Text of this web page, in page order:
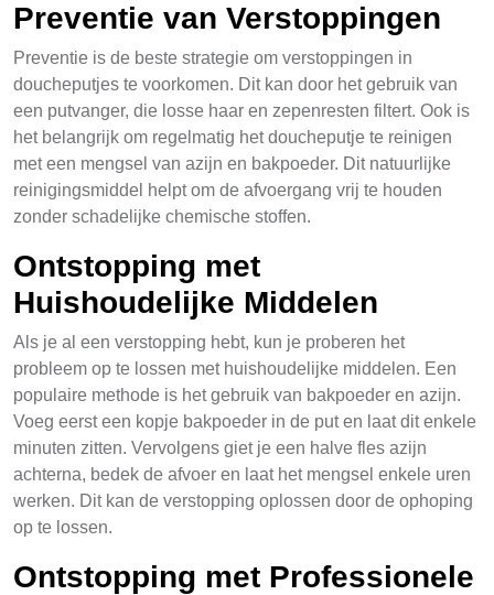
Preventie van Verstoppingen
Preventie is de beste strategie om verstoppingen in
doucheputjes te voorkomen. Dit kan door het gebruik van
een putvanger, die losse haar en zepenresten filtert. Ook is
het belangrijk om regelmatig het doucheputje te reinigen
met een mengsel van azijn en bakpoeder. Dit natuurlijke
reinigingsmiddel helpt om de afvoergang vrij te houden
zonder schadelijke chemische stoffen.
Ontstopping met
Huishoudelijke Middelen
Als je al een verstopping hebt, kun je proberen het
probleem op te lossen met huishoudelijke middelen. Een
populaire methode is het gebruik van bakpoeder en azijn.
Voeg eerst een kopje bakpoeder in de put en laat dit enkele
minuten zitten. Vervolgens giet je een halve fles azijn
achterna, bedek de afvoer en laat het mengsel enkele uren
werken. Dit kan de verstopping oplossen door de ophoping
op te lossen.
Ontstopping met Professionele